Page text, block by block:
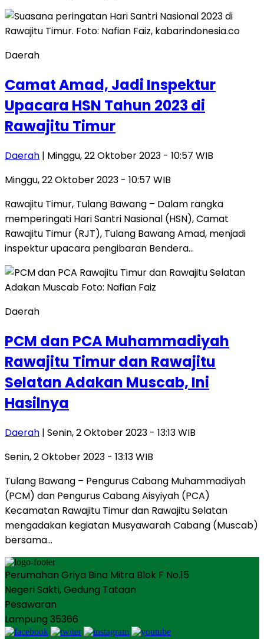
Daerah
Camat Amad, Jadi Inspektur
Upacara HSN Tahun 2023 di
Rawajitu Timur
Daerah | Minggu, 22 Oktober 2023 - 10:57 WIB
Minggu, 22 Oktober 2023 - 10:57 WIB
Rawajitu Timur, Tulang Bawang – Dalam rangka
memperingati Hari Santri Nasional (HSN), Camat
Rawajitu Timur (RJT), Tulang Bawang Amad, menjadi
inspektur upacara pengibaran Bendera…
Daerah
PCM dan PCA Muhammadiyah
Rawajitu Timur dan Rawajitu
Selatan Adakan Muscab, Ini
Hasilnya
Daerah | Senin, 2 Oktober 2023 - 13:13 WIB
Senin, 2 Oktober 2023 - 13:13 WIB
Tulang Bawang – Pengurus Cabang Muhammadiyah
(PCM) dan Pengurus Cabang Aisyiyah (PCA)
Kecamatan Rawajitu Timur dan Rawajitu Selatan
mengadakan kegiatan Musyawarah Cabang (Muscab)
bersama…
Perumahan Griya Bina Mitra Blok F No.15
Negeri Sakti, Gedung Tataan
Pesawaran
Lampung 35366